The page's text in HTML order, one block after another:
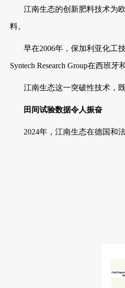
江南生态的创新肥料技术为欧
料。
早在2006年，保加利亚化工技
Syntech Research Group在西班
江南生态这一突破性技术，既
田间试验数据令人振奋
2024年，江南生态在德国和